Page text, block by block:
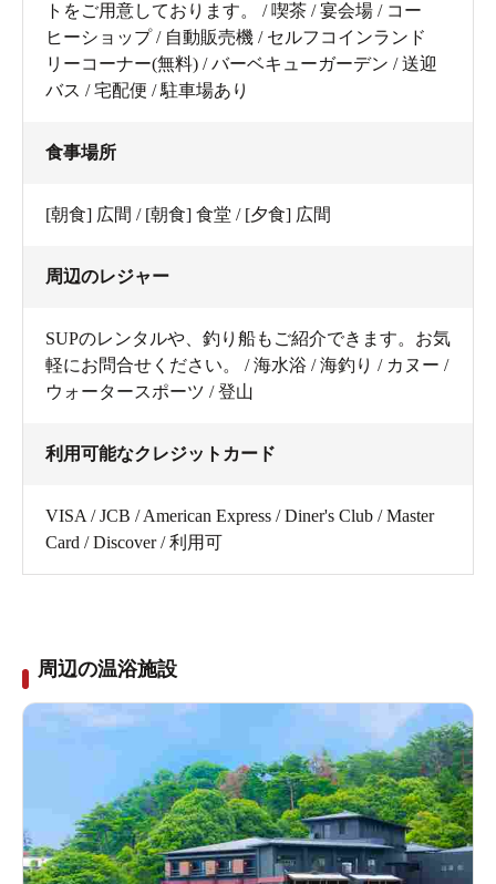
トをご用意しております。 / 喫茶 / 宴会場 / コー
ヒーショップ / 自動販売機 / セルフコインランド
リーコーナー(無料) / バーベキューガーデン / 送迎
バス / 宅配便 / 駐車場あり
食事場所
[朝食] 広間 / [朝食] 食堂 / [夕食] 広間
周辺のレジャー
SUPのレンタルや、釣り船もご紹介できます。お気
軽にお問合せください。 / 海水浴 / 海釣り / カヌー /
ウォータースポーツ / 登山
利用可能なクレジットカード
VISA / JCB / American Express / Diner's Club / Master
Card / Discover / 利用可
周辺の温浴施設